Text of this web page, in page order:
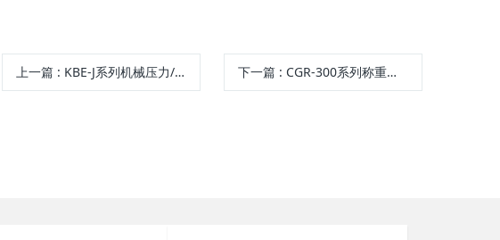
上一篇 : KBE-J系列机械压力/差压开关 下一篇 : CGR-300系列称重传感器